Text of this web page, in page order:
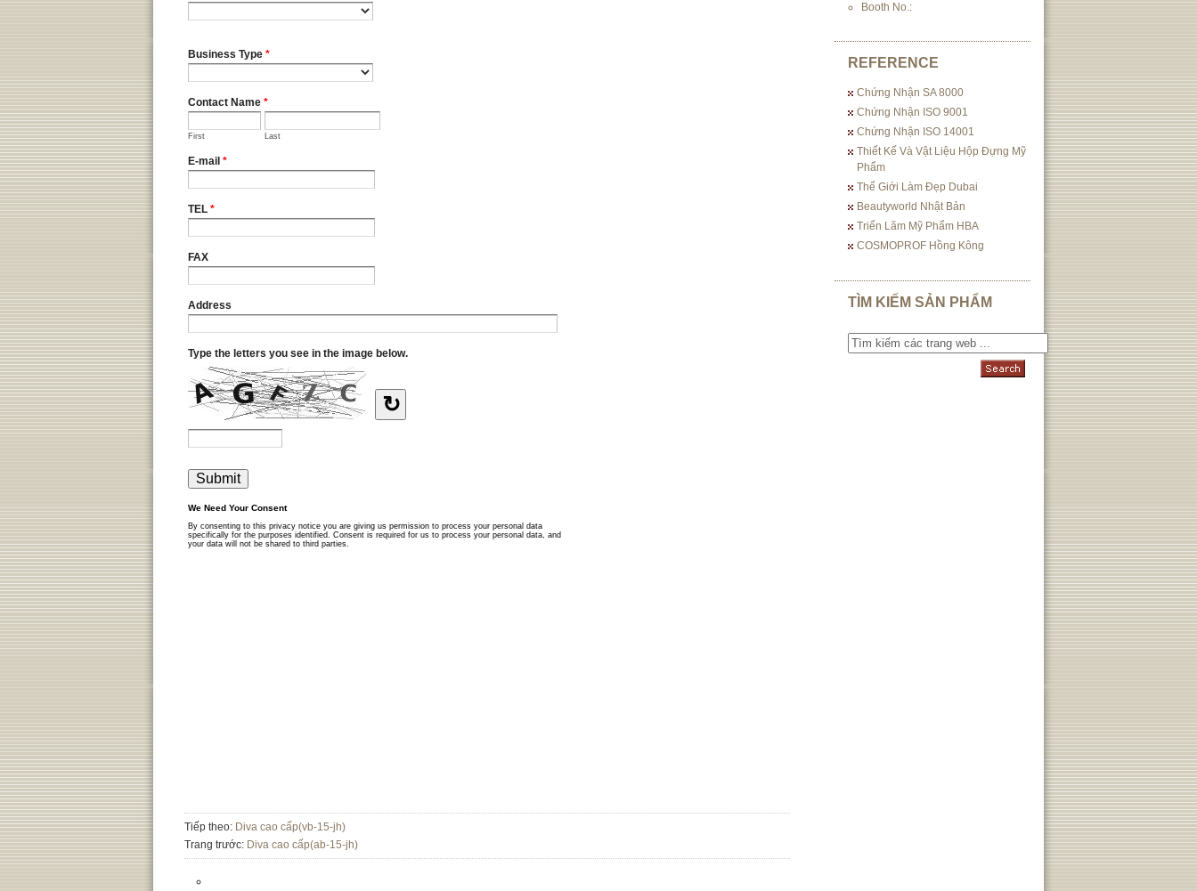
Tiếp theo: Diva cao cấp(vb-15-jh)
Trang trước: Diva cao cấp(ab-15-jh)
Booth No.:
REFERENCE
Chứng Nhận SA 8000
Chứng Nhận ISO 9001
Chứng Nhận ISO 14001
Thiết Kế Và Vật Liệu Hộp Đựng Mỹ
Phẩm
Thế Giới Làm Đẹp Dubai
Beautyworld Nhật Bản
Triển Lãm Mỹ Phẩm HBA
COSMOPROF Hồng Kông
TÌM KIẾM SẢN PHẨM